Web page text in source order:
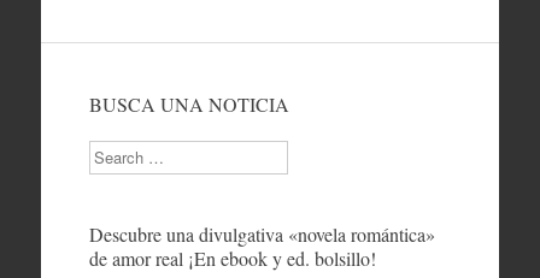
BUSCA UNA NOTICIA
Search
Descubre una divulgativa «novela romántica»
de amor real ¡En ebook y ed. bolsillo!